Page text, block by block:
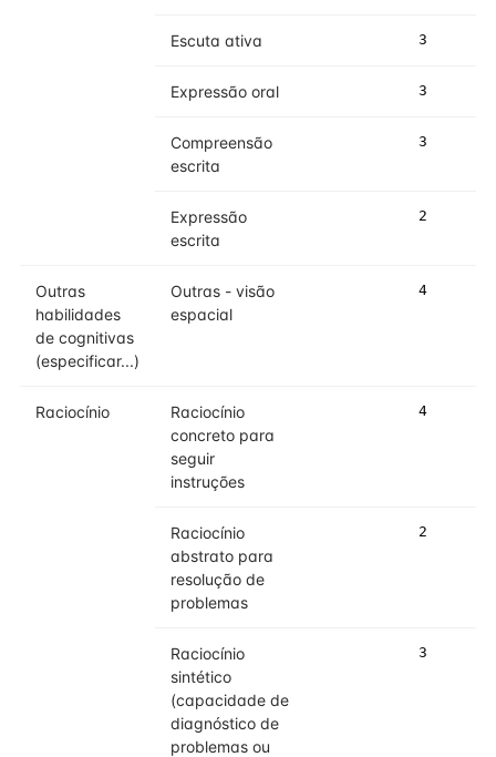
Escuta ativa 3
Expressão oral 3
Compreensão
escrita
3
Expressão
escrita
2
Outras
habilidades
de cognitivas
(especificar...)
Outras - visão
espacial
4
Raciocínio
Raciocínio
concreto para
seguir
instruções
4
Raciocínio
abstrato para
resolução de
problemas
2
Raciocínio
sintético
(capacidade de
diagnóstico de
problemas ou
3